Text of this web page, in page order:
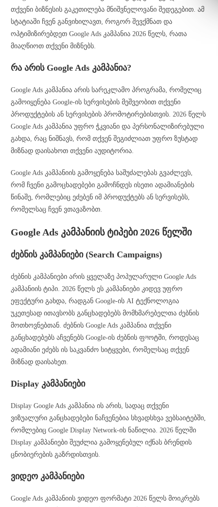
თქვენი ბიზნესის გაკეთილება მნიშვნელოვანი შედეგებით. ამ
სტატიაში ჩვენ განვიხილავთ, როგორ შევქმნათ და
ოპტიმიზირებდეთ Google Ads კამპანია 2026 წელს, რათა
მიაღწიოთ თქვენი მიზნებს.
რა არის Google Ads კამპანია?
Google Ads კამპანია არის სარეკლამო პროგრამა, რომელიც
გამოიყენება Google-ის სერვისების მეშვეობით თქვენი
პროდუქტების ან სერვისების პრომოტირებისთვის. 2026 წელს
Google Ads კამპანია უფრო ჭკვიანი და პერსონალიზირებული
გახდა, რაც ნიშნავს, რომ თქვენ შეგიძლიათ უფრო ზუსტად
მიზნად დაისახოთ თქვენი აუდიტორია.
Google Ads კამპანიის გამოყენება საშუძალებას გვაძლევს,
რომ ჩვენი გამოცხადებები გამოჩნდეს ისეთი ადამიანების
წინაშე, რომლებიც ეძებენ იმ პროდუქტებს ან სერვისებს,
რომელსაც ჩვენ ვთავაზობთ.
Google Ads კამპანიის ტიპები 2026 წელში
ძებნის კამპანიები (Search Campaigns)
ძებნის კამპანიები არის ყველაზე პოპულარული Google Ads
კამპანიის ტიპი. 2026 წელს ეს კამპანიები კიდევ უფრო
ეფექტური გახდა, რადგან Google-ის AI ტექნოლოგია
უკეთესად ითავსობს განცხადებებს მომხმარებელთა ძებნის
მოთხოვნებთან. ძებნის Google Ads კამპანია თქვენი
განცხადებებს აჩვენებს Google-ის ძებნის ფলოტში, როდესაც
ადამიანი ეძებს ის საკვანძო სიტყვები, რომელსაც თქვენ
მიზნად დაისახეთ.
Display კამპანიები
Display Google Ads კამპანია ის არის, სადაც თქვენი
ვიზუალური განცხადებები ნაჩვენებია სხვადსხვა ვებსაიტებში,
რომლებიც Google Display Network-ის ნაწილია. 2026 წელში
Display კამპანიები შეუძლია გამოყენებულ იქნას ბრენდის
ცნობიერების გაზრდისთვის.
ვიდეო კამპანიები
Google Ads კამპანიის ვიდეო ფორმატი 2026 წელს მოიკრებს